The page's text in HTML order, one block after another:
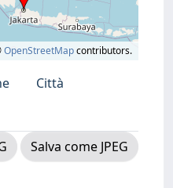
OpenStreetMapcontributors.
Città
Salva come JPEG